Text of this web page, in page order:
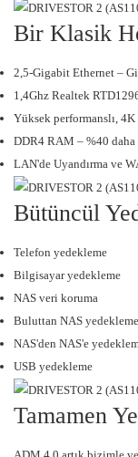
Bir Klasik
2,5-Gigabit Ethernet –
1,4Ghz Realtek
Yüksek performanslı,
DDR4 RAM – %40
LAN'de Uyandırma ve
Bütüncül
Telefon yedekleme
Bilgisayar yedekleme
NAS veri koruma
Buluttan NAS
NAS'den NAS'e
USB yedekleme
Tamamen